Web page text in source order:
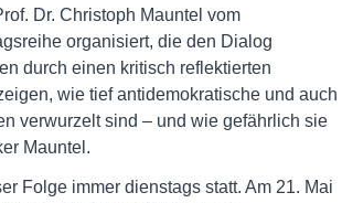
Dr. Christoph Mauntel vom
organisiert, die den Dialog
durch einen kritisch reflektierten
wie tief antidemokratische und auch
verwurzelt sind – und wie gefährlich sie
Mauntel.
Folge immer dienstags statt. Am 21. Mai